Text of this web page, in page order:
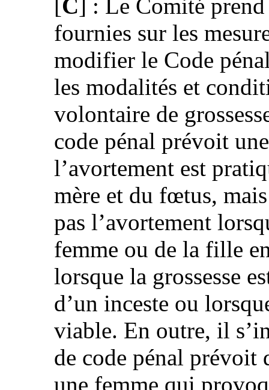
C ] : Le Comité
fournies sur les
modifier le Code
les modalités et
volontaire de
code pénal prévoit
l’avortement est
mère et du fœtus,
pas l’avortement
femme ou de la fille
lorsque la grossesse
d’un inceste ou
viable. En outre, il
de code pénal prévoit
une femme qui